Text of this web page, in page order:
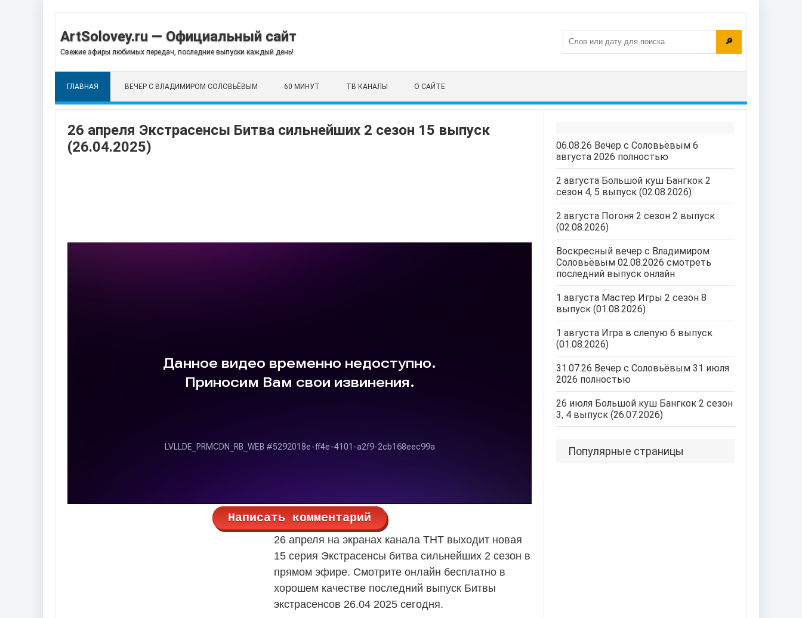
ArtSolovey.ru — Официальный сайт
Свежие эфиры любимых передач, последние выпуски каждый день!
🔎
ГЛАВНАЯ ВЕЧЕР С ВЛАДИМИРОМ СОЛОВЬЁВЫМ 60 МИНУТ ТВ КАНАЛЫ О САЙТЕ
26 апреля Экстрасенсы Битва сильнейших 2 сезон 15 выпуск
(26.04.2025)
Написать комментарий
26 апреля на экранах канала ТНТ выходит новая
15 серия Экстрасенсы битва сильнейших 2 сезон в
прямом эфире. Смотрите онлайн бесплатно в
хорошем качестве последний выпуск Битвы
экстрасенсов 26.04 2025 сегодня.
06.08.26 Вечер с Соловьёвым 6
августа 2026 полностью
2 августа Большой куш Бангкок 2
сезон 4, 5 выпуск (02.08.2026)
2 августа Погоня 2 сезон 2 выпуск
(02.08.2026)
Воскресный вечер с Владимиром
Соловьёвым 02.08.2026 смотреть
последний выпуск онлайн
1 августа Мастер Игры 2 сезон 8
выпуск (01.08.2026)
1 августа Игра в слепую 6 выпуск
(01.08.2026)
31.07.26 Вечер с Соловьёвым 31 июля
2026 полностью
26 июля Большой куш Бангкок 2 сезон
3, 4 выпуск (26.07.2026)
Популярные страницы